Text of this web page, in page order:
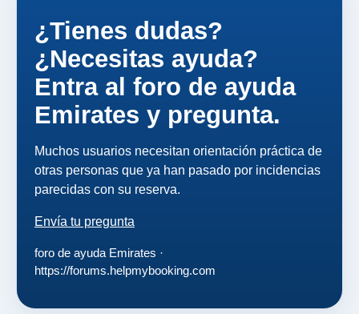
¿Tienes dudas?
¿Necesitas ayuda?
Entra al foro de ayuda
Emirates y pregunta.
Muchos usuarios necesitan orientación práctica de
otras personas que ya han pasado por incidencias
parecidas con su reserva.
Envía tu pregunta
foro de ayuda Emirates ·
https://forums.helpmybooking.com